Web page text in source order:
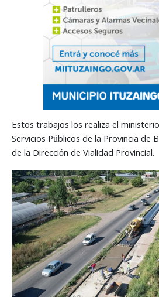
Estos trabajos los realiza el
Servicios Públicos de la Provincia de
de la Dirección de Vialidad Provincial.